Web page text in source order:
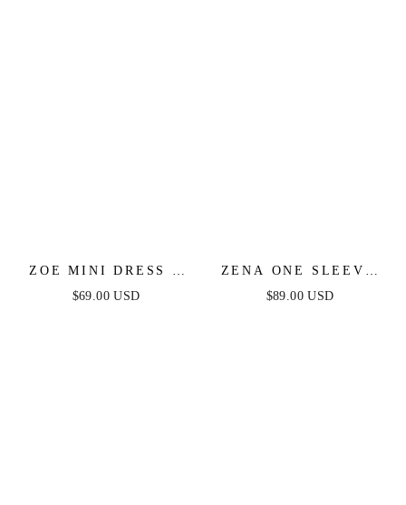
ZOE MINI DRESS -
HOT PINK
$69.00 USD
ZENA ONE SLEEVE
SEQUIN MINI DRESS
$89.00 USD